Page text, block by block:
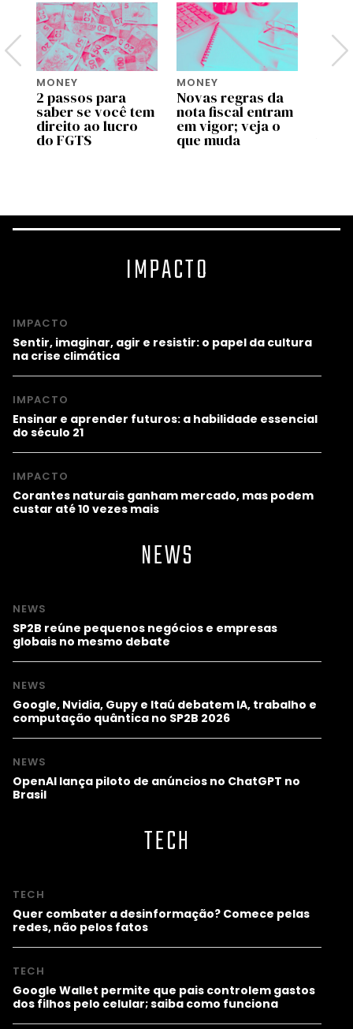
MONEY
2 passos para
saber se você tem
direito ao lucro
do FGTS
MONEY
Novas regras da
nota fiscal entram
em vigor; veja o
que muda
IMPACTO
IMPACTO
Sentir, imaginar, agir e resistir: o papel da cultura
na crise climática
IMPACTO
Ensinar e aprender futuros: a habilidade essencial
do século 21
IMPACTO
Corantes naturais ganham mercado, mas podem
custar até 10 vezes mais
NEWS
NEWS
SP2B reúne pequenos negócios e empresas
globais no mesmo debate
NEWS
Google, Nvidia, Gupy e Itaú debatem IA, trabalho e
computação quântica no SP2B 2026
NEWS
OpenAI lança piloto de anúncios no ChatGPT no
Brasil
TECH
TECH
Quer combater a desinformação? Comece pelas
redes, não pelos fatos
TECH
Google Wallet permite que pais controlem gastos
dos filhos pelo celular; saiba como funciona